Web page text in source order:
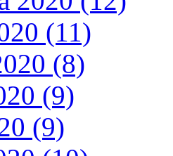
(11)
(8)
(9)
(9)